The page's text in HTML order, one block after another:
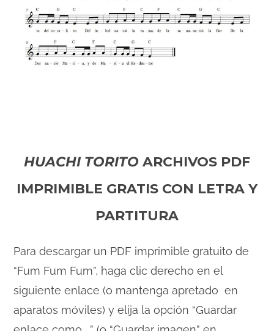
HUACHI TORITO ARCHIVOS PDF
IMPRIMIBLE GRATIS CON LETRA Y
PARTITURA
Para descargar un PDF imprimible gratuito de
“Fum Fum Fum”, haga clic derecho en el
siguiente enlace (o mantenga apretado en
aparatos móviles) y elija la opción “Guardar